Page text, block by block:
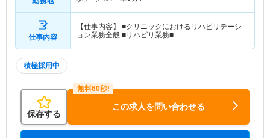
仕事内容
【仕事内容】 ■クリニックにおけるリハビリテーシ
ョン業務全般 ■リハビリ業務■…
積極採用中
保存する
この求人を問い合わせる